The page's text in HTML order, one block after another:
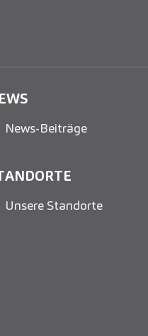
News-Beiträge
Unsere Standorte